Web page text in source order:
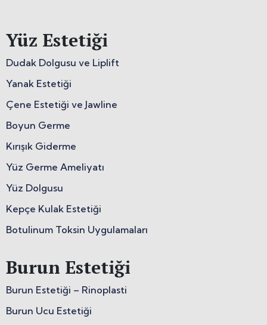
Yüz Estetiği
Dudak Dolgusu ve Liplift
Yanak Estetiği
Çene Estetiği ve Jawline
Boyun Germe
Kırışık Giderme
Yüz Germe Ameliyatı
Yüz Dolgusu
Kepçe Kulak Estetiği
Botulinum Toksin Uygulamaları
Burun Estetiği
Burun Estetiği – Rinoplasti
Burun Ucu Estetiği